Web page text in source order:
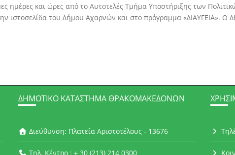
ημέρες και ώρες από το Αυτοτελές Τμήμα Υποστήριξης των
ιστοσελίδα του Δήμου Αχαρνών και στο πρόγραμμα «ΔΙΑΥΓΕΙΑ».
ΔΗΜΟΤΙΚΌ ΚΑΤΆΣΤΗΜΑ ΘΡΑΚΟΜΑΚΕΔΌΝΩΝ
Διεύθυνση: Πλατεία Αριστοτέλους - 13676
Τηλ. Κέντρο : + 30 (213) 214 0300